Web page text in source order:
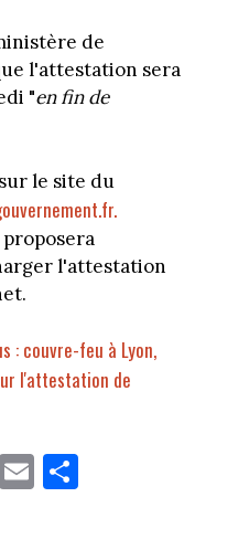
de
l'attestation sera
"en fin de
le site du
l'attestation
: couvre-feu à Lyon,
l'attestation de
E
m
Pa